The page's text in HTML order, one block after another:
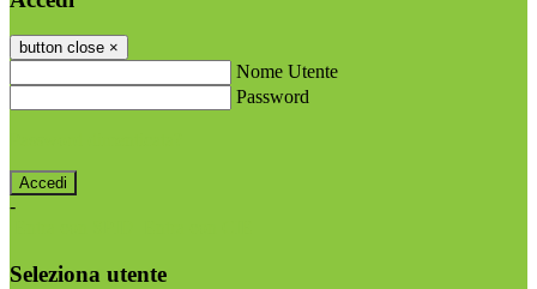
button close ×
Nome Utente
Password
-
Seleziona utente